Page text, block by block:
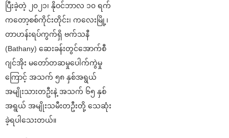
ပြီးခဲ့တဲ့ ၂၀၂၁၊ နိုဝင်ဘာလ ၁၀ ရက်
ကတော့စစ်ကိုင်းတိုင်း၊ ကလေးမြို့၊
တာဟန်းရပ်ကွက်ရှိ ဗက်သနီ
(Bathany) ဆေးခန်းတွင်အောက်စီ
ဂျင်အိုး မတော်တဆမှု​ပေါက်ကွဲမှု
ကြောင့် အသက် ၅၈ နှစ်အရွယ်
အမျိုးသားတဦးနဲ့ အသက် ၆၅ နှစ်
အရွယ် အမျိုးသမီးတဦးတို့ သေဆုံး
ခဲ့ရပါသေးတယ်။